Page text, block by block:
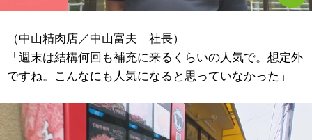
（中山精肉店／中山富夫 社長）
「週末は結構何回も補充に来るくらいの人気で。想定外
ですね。こんなにも人気になると思っていなかった」